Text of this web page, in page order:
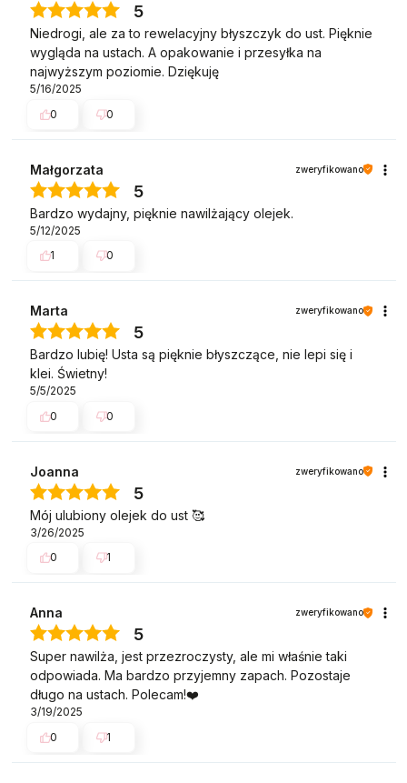
5
Niedrogi, ale za to rewelacyjny błyszczyk do ust. Pięknie
wygląda na ustach. A opakowanie i przesyłka na
najwyższym poziomie. Dziękuję
5/16/2025
0
0
Małgorzata zweryfikowano
5
Bardzo wydajny, pięknie nawilżający olejek.
5/12/2025
1
0
Marta zweryfikowano
5
Bardzo lubię! Usta są pięknie błyszczące, nie lepi się i
klei. Świetny!
5/5/2025
0
0
Joanna zweryfikowano
5
Mój ulubiony olejek do ust 🥰
3/26/2025
0
1
Anna zweryfikowano
5
Super nawilża, jest przezroczysty, ale mi właśnie taki
odpowiada. Ma bardzo przyjemny zapach. Pozostaje
długo na ustach. Polecam!❤️
3/19/2025
0
1